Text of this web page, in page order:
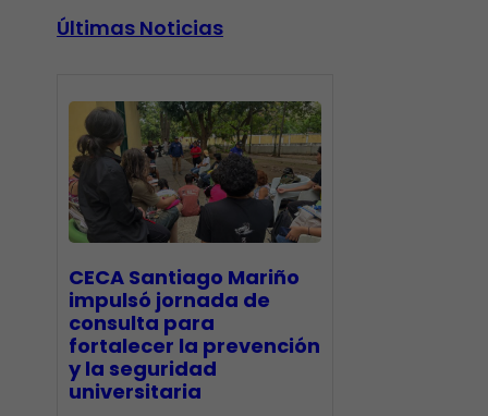
Últimas Noticias
CECA Santiago Mariño
impulsó jornada de
consulta para
fortalecer la prevención
y la seguridad
universitaria